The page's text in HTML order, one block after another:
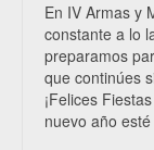
En IV Armas y
constante a lo
preparamos
que continúes
¡Felices
nuevo año